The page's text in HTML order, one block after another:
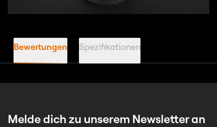
Bewertungen Spezifikationen
Melde dich zu unserem Newsletter an